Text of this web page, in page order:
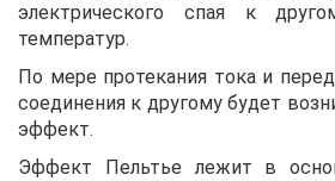
электрического спая к
температур.
По мере протекания тока и
соединения к другому будет
эффект.
Эффект Пельтье лежит в